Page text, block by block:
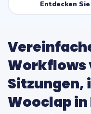
Entdecken
Workflows
Sitzungen,
Wooclap